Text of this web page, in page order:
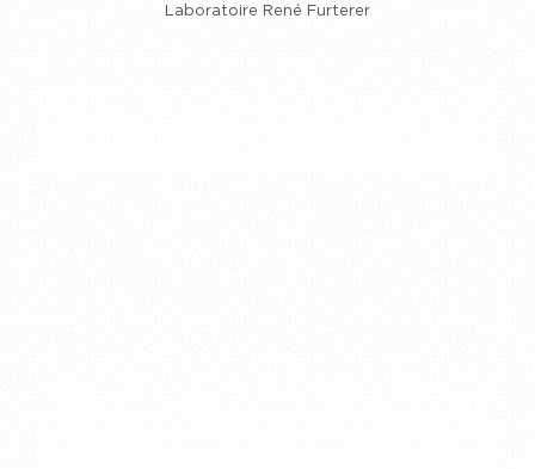
Laboratoire René Furterer